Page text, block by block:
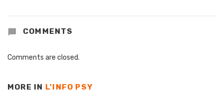
COMMENTS
Comments are closed.
MORE IN L'INFO PSY